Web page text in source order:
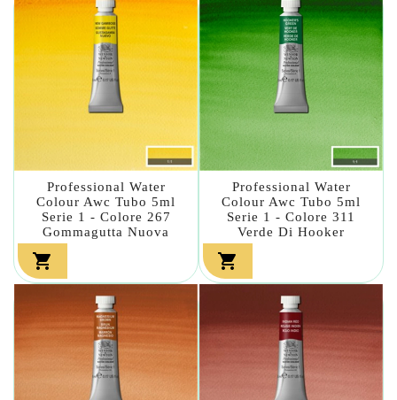
Professional Water
Colour Awc Tubo 5ml
Serie 1 - Colore 267
Gommagutta Nuova

Professional Water
Colour Awc Tubo 5ml
Serie 1 - Colore 311
Verde Di Hooker
